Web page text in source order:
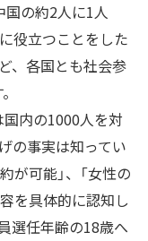
国の約2人に1人
役立つことをした
、各国とも社会参
内の1000人を対
の事実は知ってい
が可能」、「女性の
を具体的に認知し
選任年齢の18歳へ